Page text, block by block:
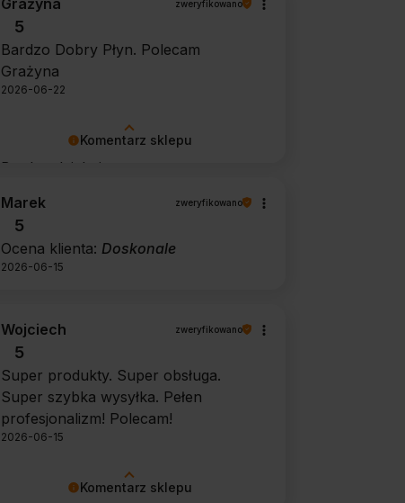
Komentarz sklepu
Bardzo dziękujemy za pozytywną
zapewniał doskonałe efekty przy
każdym użyciu.
Grażyna zweryfikowano
5
Bardzo Dobry Płyn. Polecam
Grażyna
2026-06-22
Marek zweryfikowano
5
Ocena klienta: Doskonale
2026-06-15
Komentarz sklepu
Wojciech zweryfikowano
5
Super produkty. Super obsługa.
Super szybka wysyłka. Pełen
profesjonalizm! Polecam!
2026-06-15